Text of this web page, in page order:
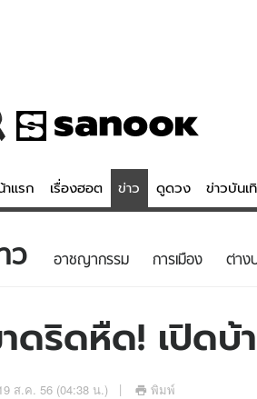
าแรก เรื่องฮอต ข่าว ดูดวง ข่าวบันเ
ข่าว
ข่าวบันเทิง
ดูด
สถิติห
ว อาชญากรรม การเมือง ต่าง
ดริดหืด! เปิดบ้
ส.ค. 56 (04:38 น.) พิมพ์